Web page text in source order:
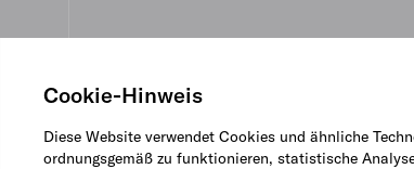
Cookie-Hinweis
Diese Website verwendet Cookies und ähnliche
ordnungsgemäß zu funktionieren, statistische